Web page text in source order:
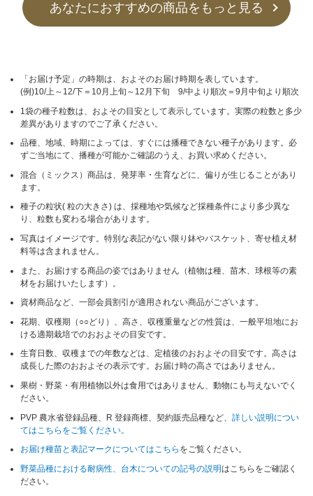
あなたにおすすめの商品をもっと見る
「お届け予定」の時期は、およそのお届け時期を表しています。
(例)10/上～12/下＝10月上旬～12月下旬 9/中より順次＝9月中旬より順次
1袋の種子粒数は、およその目安として表示しています。実際の粒数と多少
差異がありますのでご了承ください。
品種、地域、時期によっては、すぐには播種できない種子があります。必
ずご当地にて、播種が可能かご確認のうえ、お買い求めください。
混合（ミックス）商品は、発芽率・生育などに、偏りが生じることがあり
ます。
種子の粒状( 粒の大きさ) は、採種地や気候など採種条件により多少異な
り、粒数も変わる場合があります。
写真はイメージです。特別な表記がない限り鉢やバスケット、寄せ植え材
料等は含まれません。
また、お届けする商品の姿ではありません（植物は種、苗木、球根等の素
材をお届けいたします）。
資材商品など、一部会員割引が適用されない商品がございます。
花期、収穫期（○○どり）、高さ、収穫重量などの性質は、一般平坦地にお
ける適期栽培でのおおよその目安です。
生育日数、収穫までの年数などは、定植後のおおよその目安です。高さは
成長した際のおおよその表示です。お届け時の高さではありません。
果樹・野菜・有用植物以外は食用ではありません、動物にも与えないでく
ださい。
PVP 農水省登録品種、R 登録商標、契約販売品種など、詳しい説明につい
てはこちらをご覧ください。
お届け種苗と表記マークについてはこちら をご覧ください。
野菜品種における耐病性、台木についての記号の説明はこちらをご確認く
ださい。